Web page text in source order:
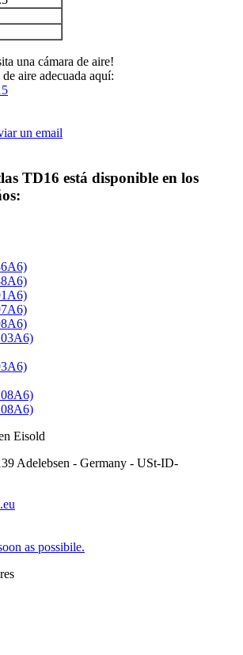
una cámara de aire!
aire adecuada aquí:
TD16 está disponible en los
Eisold
Adelebsen - Germany - USt-ID-
as possibile.